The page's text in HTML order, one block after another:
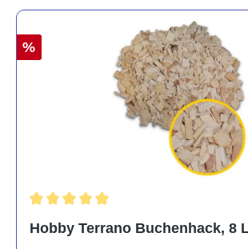
%
Hobby Terrano Buchenhack, 8